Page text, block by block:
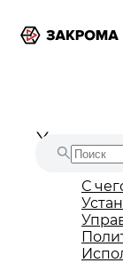
Информация
С